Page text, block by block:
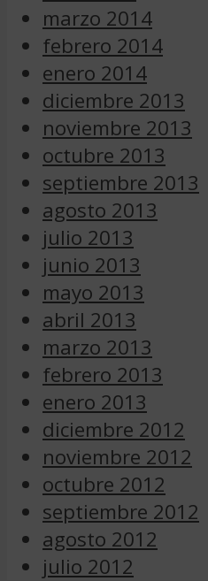
marzo 2014
febrero 2014
enero 2014
diciembre 2013
noviembre 2013
octubre 2013
septiembre 2013
agosto 2013
julio 2013
junio 2013
mayo 2013
abril 2013
marzo 2013
febrero 2013
enero 2013
diciembre 2012
noviembre 2012
octubre 2012
septiembre 2012
agosto 2012
julio 2012